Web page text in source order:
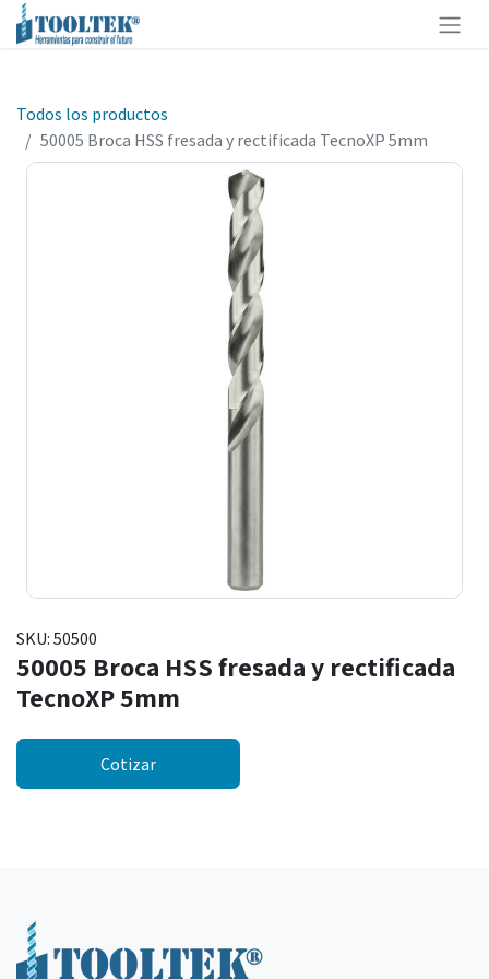
Todos los productos
50005 Broca HSS fresada y rectificada TecnoXP 5mm
SKU: 50500
50005 Broca HSS fresada y rectificada
TecnoXP 5mm
Cotizar